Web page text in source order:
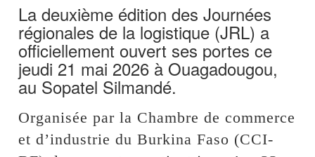
La deuxième édition des Journées
régionales de la logistique (JRL) a
officiellement ouvert ses portes ce
jeudi 21 mai 2026 à Ouagadougou,
au Sopatel Silmandé.
Organisée par la Chambre de commerce
et d’industrie du Burkina Faso (CCI-